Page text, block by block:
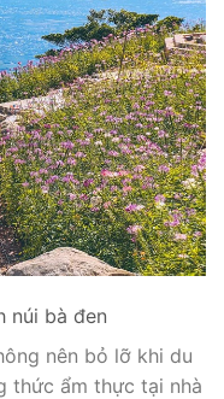
núi bà đen
nên bỏ lỡ khi du
thức ẩm thực tại nhà